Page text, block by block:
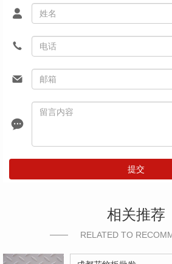
提交
相关推荐
RELATED TO